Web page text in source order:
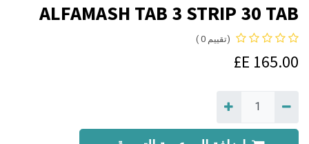
ALFAMASH TAB 3 STRIP 30 TAB
(تقييم 0 )
165.00